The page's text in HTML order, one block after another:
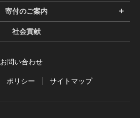
寄付のご案内
社会貢献
お問い合わせ
ポリシー サイトマップ